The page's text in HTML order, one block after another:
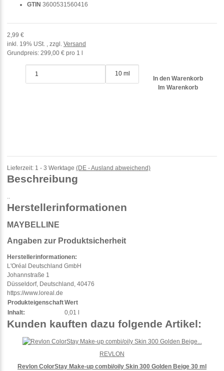
GTIN 3600531560416
2,99 €
inkl. 19% USt. , zzgl. Versand
Grundpreis: 299,00 € pro 1 l
10 ml
In den Warenkorb
Im Warenkorb
Lieferzeit: 1 - 3 Werktage (DE - Ausland abweichend)
Beschreibung
Herstellerinformationen
MAYBELLINE
Angaben zur Produktsicherheit
Herstellerinformationen:
L'Oréal Deutschland GmbH
Johannstraße 1
Düsseldorf, Deutschland, 40476
https://www.loreal.de
ProdukteigenschaftWert
Inhalt:
0,01 l
Kunden kauften dazu folgende Artikel:
Revlon ColorStay Make-up combi/oily Skin 300 Golden Beige 30 ml
REVLON